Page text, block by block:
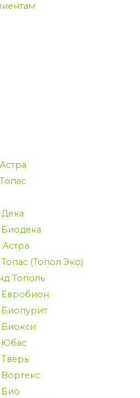
(Топол Эко)
Тополь
Евробион
Биопурит
Юбас
Био